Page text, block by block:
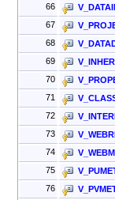
66
67
68
69
70
71
72
73
74
75
76